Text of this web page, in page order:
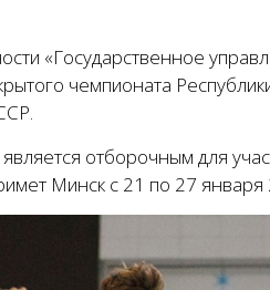
«Государственное
чемпионата
отборочным для
Минск с 21 по 27 января